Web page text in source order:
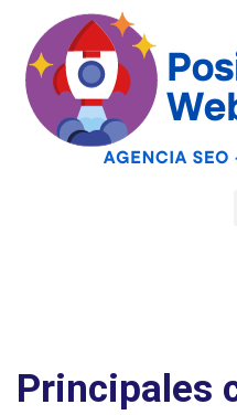
Principales
Optimiza tu web
para las AI
Google
Overviews y los
LLMs